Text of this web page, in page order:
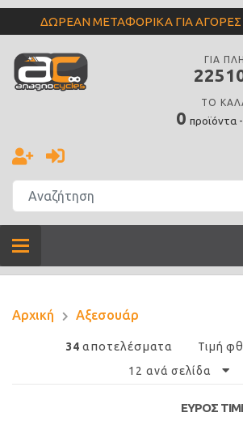
ΔΩΡΕΑΝ ΜΕΤΑΦΟΡΙΚΑ ΓΙΑ
ΓΙΑ
ΤΟ
0 προϊόντα -
Αρχική Αξεσουάρ
34 αποτελέσματα
Τιμή
12 ανά σελίδα
ΕΥΡΟΣ